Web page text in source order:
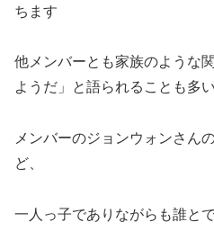
ちます
他メンバーとも家族のような
ようだ」と語られることも多
メンバーのジョンウォンさん
ど、
一人っ子でありながらも誰と